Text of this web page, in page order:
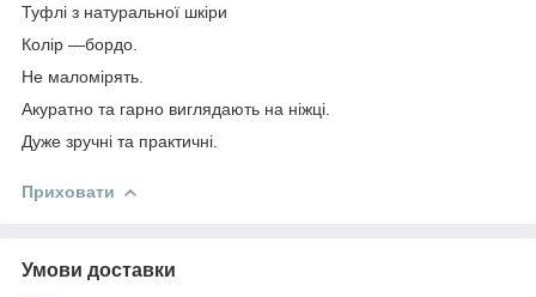
Туфлі з натуральної шкіри
Колір —бордо.
Не маломірять.
Акуратно та гарно виглядають на ніжці.
Дуже зручні та практичні.
Приховати
Умови доставки